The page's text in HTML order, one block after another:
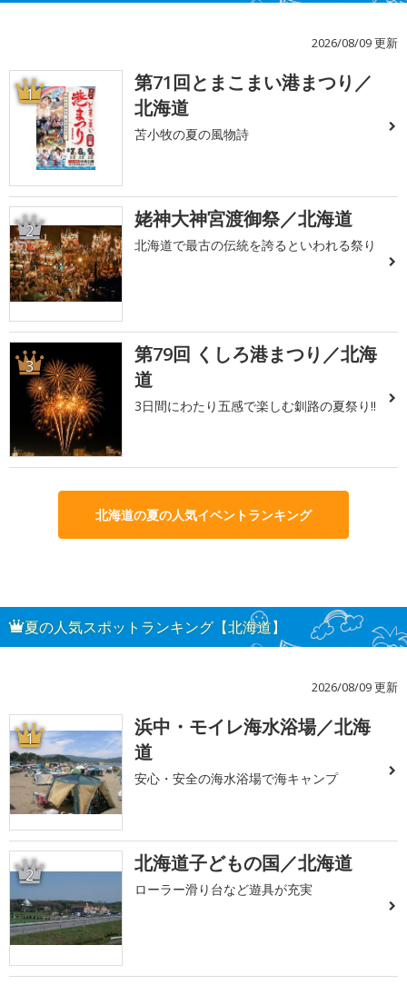
2026/08/09 更新
1
第71回とまこまい港まつり／
北海道
苫小牧の夏の風物詩
2 姥神大神宮渡御祭／北海道
北海道で最古の伝統を誇るといわれる祭り
3
第79回 くしろ港まつり／北海
道
3日間にわたり五感で楽しむ釧路の夏祭り!!
北海道の夏の人気イベントランキング
夏の人気スポットランキング【北海道】
2026/08/09 更新
1
浜中・モイレ海水浴場／北海
道
安心・安全の海水浴場で海キャンプ
2 北海道子どもの国／北海道
ローラー滑り台など遊具が充実